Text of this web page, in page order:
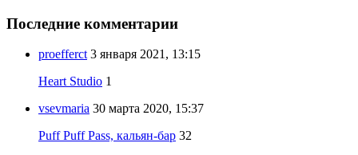
Последние комментарии
proefferct 3 января 2021, 13:15
Heart Studio 1
vsevmaria 30 марта 2020, 15:37
Puff Puff Pass, кальян-бар 32